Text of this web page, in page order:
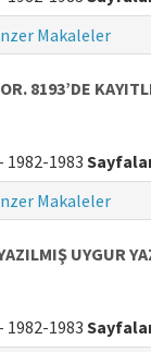
Makaleler
8193’DE
1982-1983
Makaleler
UYGUR
1982-1983